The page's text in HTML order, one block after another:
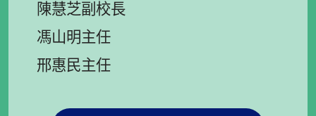
陳慧芝副校長
馮山明主任
邢惠民主任